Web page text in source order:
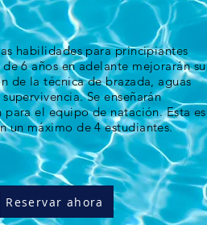
habilidades para principiantes
6 años en adelante mejorarán su
de la técnica de brazada, aguas
Se enseñarán
el equipo de natación. Esta es
un máximo de 4 estudiantes.
Reservar ahora